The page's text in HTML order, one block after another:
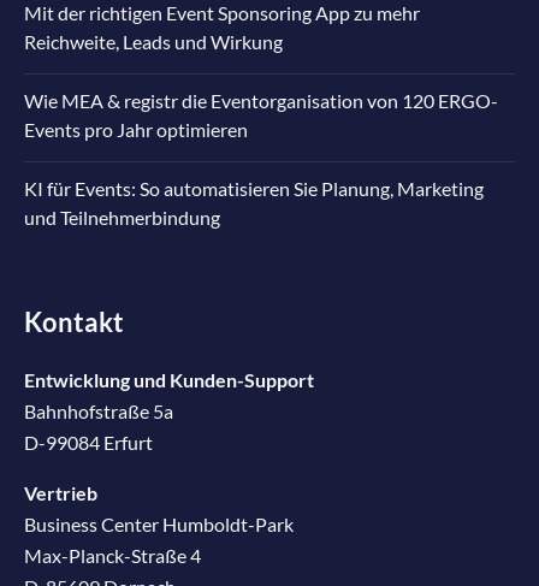
Mit der richtigen Event Sponsoring App zu mehr
Reichweite, Leads und Wirkung
Wie MEA & registr die Eventorganisation von 120 ERGO-
Events pro Jahr optimieren
KI für Events: So automatisieren Sie Planung, Marketing
und Teilnehmerbindung
Kontakt
Entwicklung und Kunden-Support
Bahnhofstraße 5a
D-99084 Erfurt
Vertrieb
Business Center Humboldt-Park
Max-Planck-Straße 4